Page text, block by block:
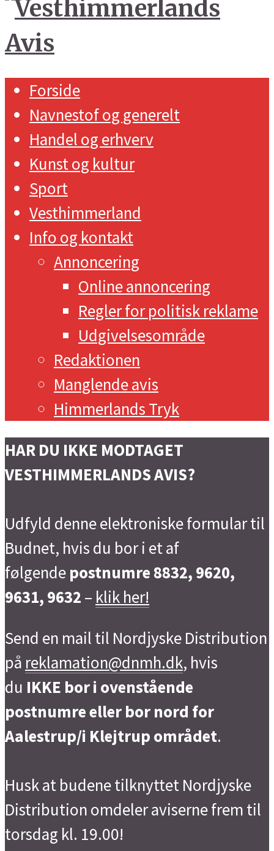
Forside
Navnestof og generelt
Handel og erhverv
Kunst og kultur
Sport
Vesthimmerland
Info og kontakt
Annoncering
Online annoncering
Regler for politisk reklame
Udgivelsesområde
Redaktionen
Manglende avis
Himmerlands Tryk
HAR DU IKKE MODTAGET
VESTHIMMERLANDS AVIS?
Udfyld denne elektroniske formular til
Budnet, hvis du bor i et af
følgende postnumre 8832, 9620,
9631, 9632 – klik her!
Send en mail til Nordjyske Distribution
på reklamation@dnmh.dk, hvis
du IKKE bor i ovenstående
postnumre eller bor nord for
Aalestrup/i Klejtrup området.
Husk at budene tilknyttet Nordjyske
Distribution omdeler aviserne frem til
torsdag kl. 19.00!